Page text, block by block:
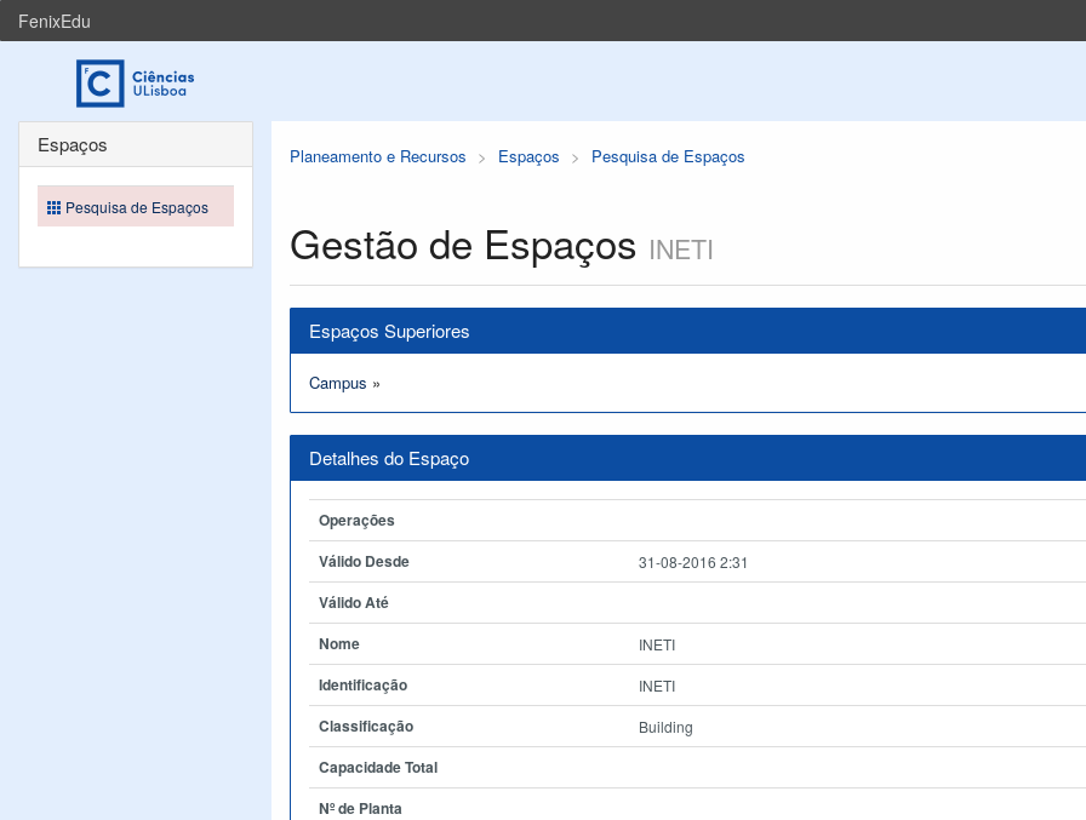
FenixEdu
Planeamento e Recursos Espaços Pesquisa de Espaços
Gestão de Espaços INETI
Espaços Superiores
Campus »
Detalhes do Espaço
Operações
Válido Desde
31-08-2016 2:31
Válido Até
Nome
INETI
Identificação INETI
Classificação Building
Capacidade Total
Nº de Planta
Espaços
Pesquisa de Espaços